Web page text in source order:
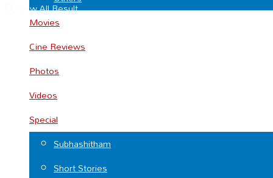
View All Result
Movies
Cine Reviews
Photos
Videos
Special
Subhashitham
Short Stories